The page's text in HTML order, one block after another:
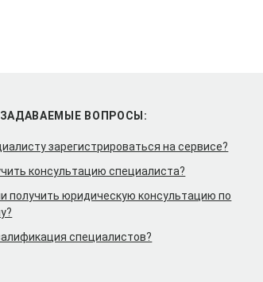
ВОПРОСЫ:
зарегистрироваться на сервисе?
консультацию специалиста?
получить юридическую консультацию по
специалистов?